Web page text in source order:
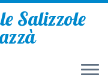
Salizzole